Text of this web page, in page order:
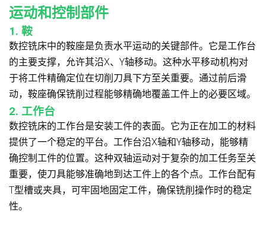
运动和控制部件
1. 鞍
数控铣床中的鞍座是负责水平运动的关键部件。它是工作台
的主要支撑，允许其沿X、Y轴移动。这种水平移动机构对
于将工件精确定位在切削刀具下方至关重要。通过前后滑
动，鞍座确保铣削过程能够精确地覆盖工件上的必要区域。
2. 工作台
数控铣床的工作台是安装工件的表面。它为正在加工的材料
提供了一个稳定的平台。工作台沿X轴和Y轴移动，能够精
确控制工件的位置。这种双轴运动对于复杂的加工任务至关
重要，使刀具能够准确地到达工件上的各个点。工作台配有
T型槽或夹具，可牢固地固定工件，确保铣削操作时的稳定
性。